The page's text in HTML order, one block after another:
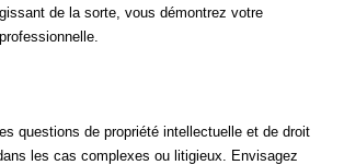
de la sorte, vous démontrez votre
questions de propriété intellectuelle et de droit
les cas complexes ou litigieux. Envisagez